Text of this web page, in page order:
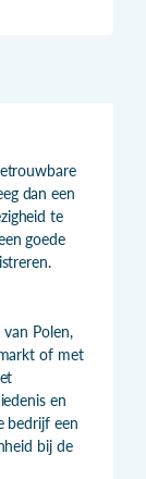
dan een
te
goede
Polen,
of met
en
bedrijf een
bij de